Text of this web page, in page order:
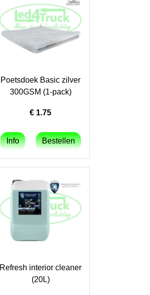
Poetsdoek Basic zilver
300GSM (1-pack)
€ 1.75
Refresh interior cleaner
(20L)